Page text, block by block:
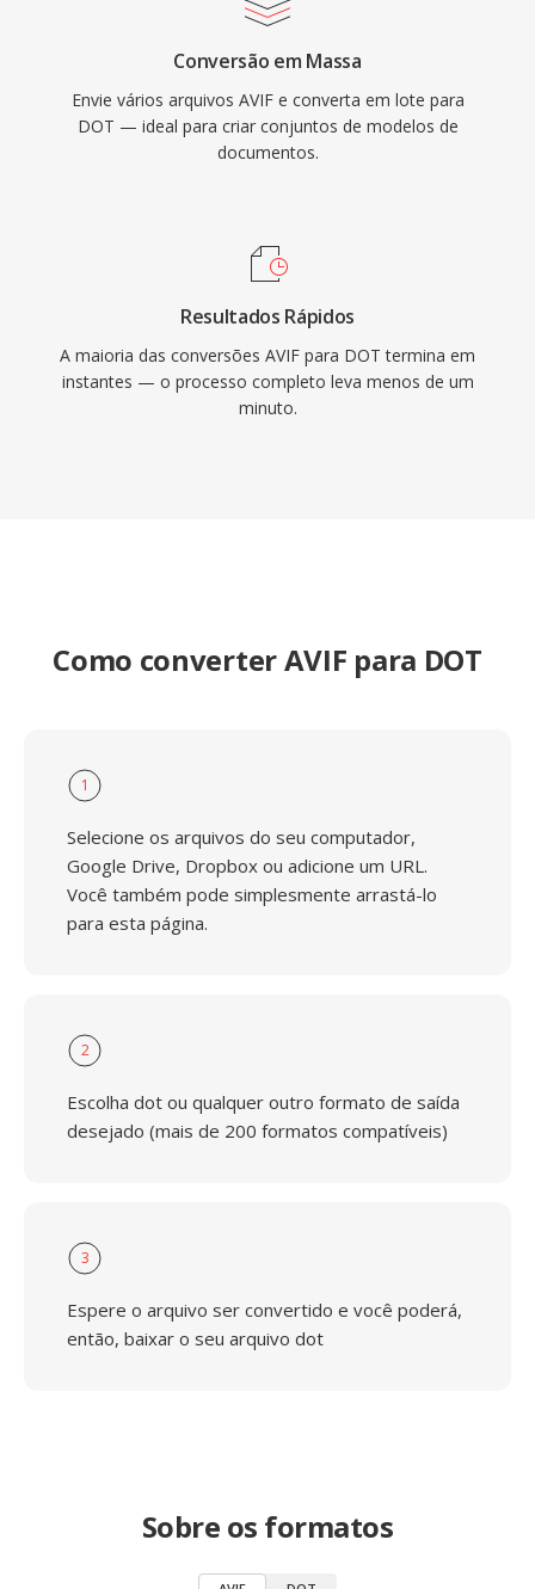
Conversão em Massa
Envie vários arquivos AVIF e converta em lote para
DOT — ideal para criar conjuntos de modelos de
documentos.
Resultados Rápidos
A maioria das conversões AVIF para DOT termina em
instantes — o processo completo leva menos de um
minuto.
Como converter AVIF para DOT
1
Selecione os arquivos do seu computador,
Google Drive, Dropbox ou adicione um URL.
Você também pode simplesmente arrastá-lo
para esta página.
2
Escolha dot ou qualquer outro formato de saída
desejado (mais de 200 formatos compatíveis)
3
Espere o arquivo ser convertido e você poderá,
então, baixar o seu arquivo dot
Sobre os formatos